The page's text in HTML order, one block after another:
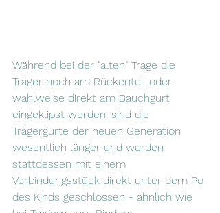
Während bei der "alten" Trage die
Träger noch am Rückenteil oder
wahlweise direkt am Bauchgurt
eingeklipst werden, sind die
Trägergurte der neuen Generation
wesentlich länger und werden
stattdessen mit einem
Verbindungsstück direkt unter dem Po
des Kinds geschlossen - ähnlich wie